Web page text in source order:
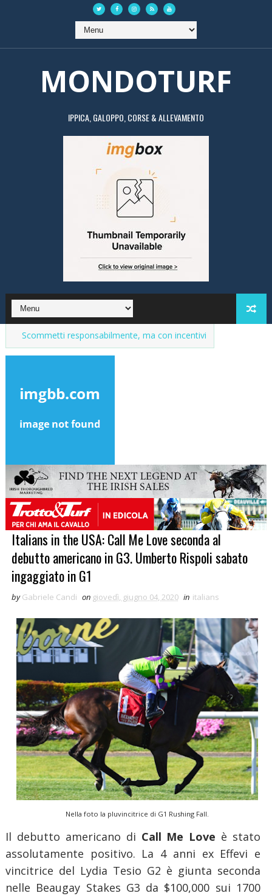
MONDOTURF
IPPICA, GALOPPO, CORSE & ALLEVAMENTO
responsabilmente, ma con incentivi Market del
Italians in the USA: Call Me Love seconda al
debutto americano in G3. Umberto Rispoli sabato
ingaggiato in G1
by Gabriele Candi on giovedì, giugno 04, 2020 in italians
Nella foto la pluvincitrice di G1 Rushing Fall.
Il debutto americano di Call Me Love è stato
assolutamente positivo. La 4 anni ex Effevi e
vincitrice del Lydia Tesio G2 è giunta seconda
nelle Beaugay Stakes G3 da $100,000 sui 1700